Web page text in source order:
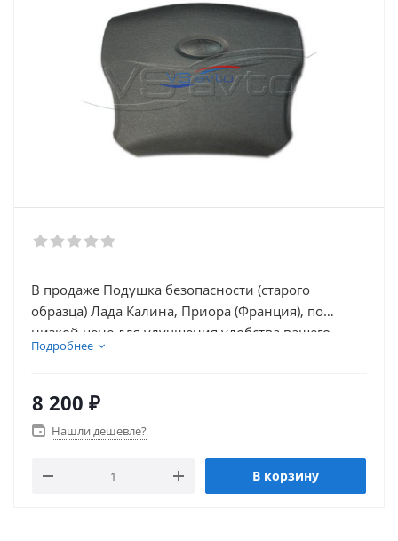
В продаже Подушка безопасности (старого
образца) Лада Калина, Приора (Франция), по
низкой цене для улучшения удобства вашего
автомобиля. В нашем каталоге так же присутствует
автомобиля.
Подробнее
8 200 ₽
Нашли дешевле?
В корзину